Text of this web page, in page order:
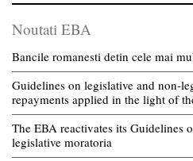
Noutati EBA
Bancile romanesti detin cele mai
Guidelines on legislative and non-
repayments applied in the light of
The EBA reactivates its Guidelines
legislative moratoria